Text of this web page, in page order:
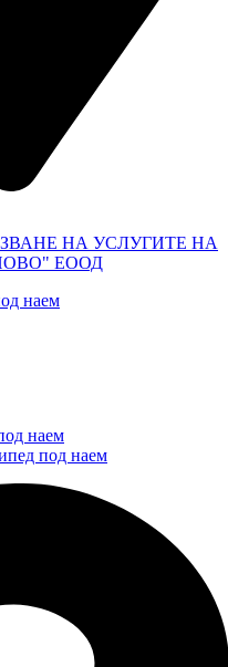
НА УСЛУГИТЕ НА
ЕООД
наем
наем
под наем